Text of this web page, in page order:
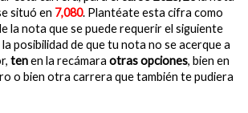
situó en 7,080. Plantéate esta cifra como
la nota que se puede requerir el siguiente
posibilidad de que tu nota no se acerque a
tenen la recámara otras opciones, bien en
o bien otra carrera que también te pudiera